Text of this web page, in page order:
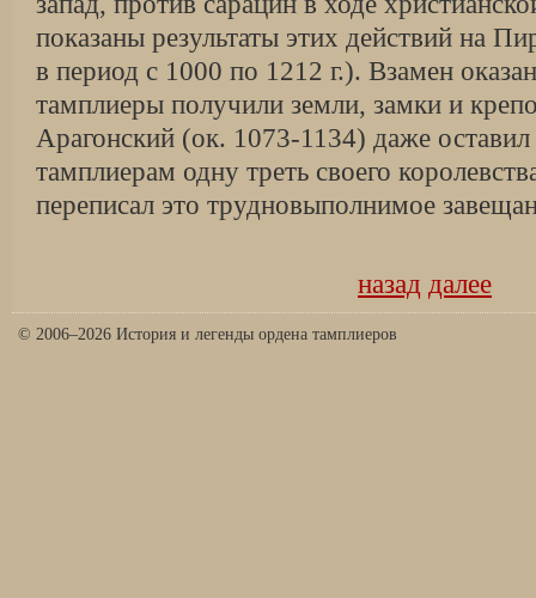
показаны результаты этих действий на
в период с 1000 по 1212 г.). Взамен
тамплиеры получили земли, замки и
Арагонский (ок. 1073-1134) даже оставил
тамплиерам одну треть своего
переписал это трудновыполнимое
назад далее
© 2006–2026 История и легенды ордена тамплиеров